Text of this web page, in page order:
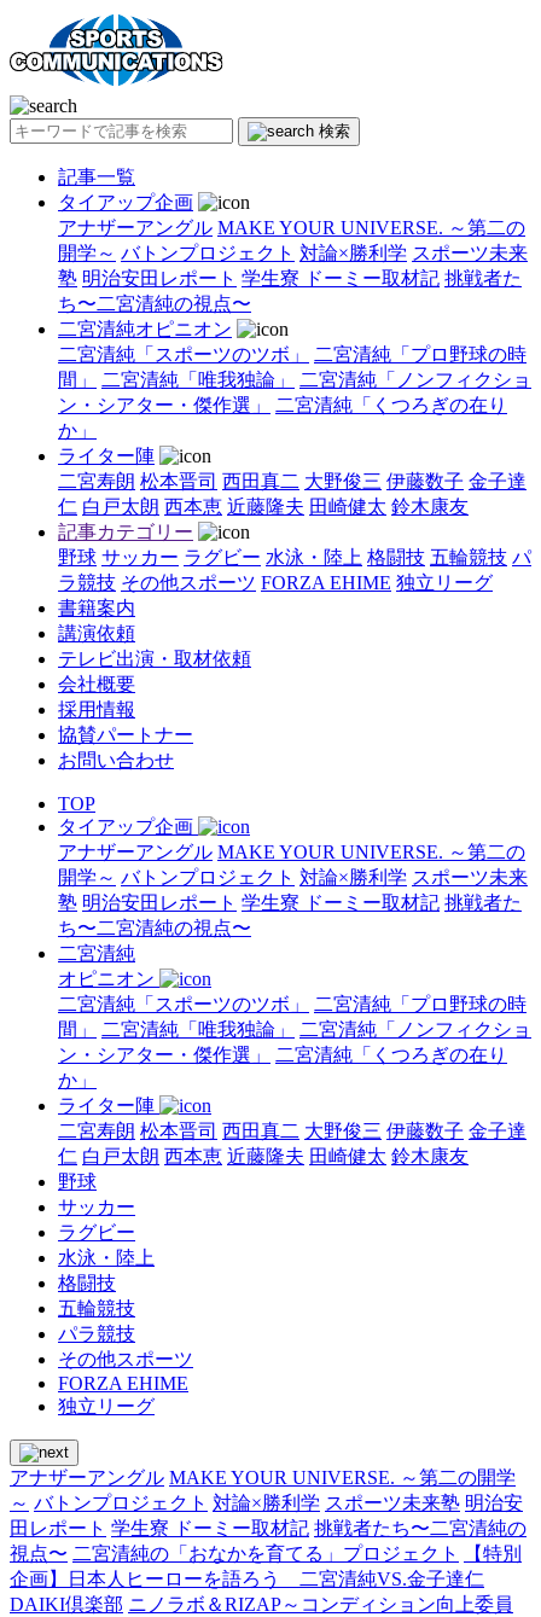
検索
記事一覧
タイアップ企画
アナザーアングル MAKE YOUR UNIVERSE. ～第二の
開学～ バトンプロジェクト 対論×勝利学 スポーツ未来
塾 明治安田レポート 学生寮 ドーミー取材記 挑戦者た
ち〜二宮清純の視点〜
二宮清純オピニオン
二宮清純「スポーツのツボ」
二宮清純「プロ野球の時
間」
二宮清純「唯我独論」
二宮清純「ノンフィクショ
ン・シアター・傑作選」
二宮清純「くつろぎの在り
か」
ライター陣
二宮寿朗 松本晋司 西田真二 大野俊三 伊藤数子 金子達
仁 白戸太朗 西本恵 近藤隆夫 田崎健太 鈴木康友
記事カテゴリー
野球 サッカー ラグビー 水泳・陸上 格闘技 五輪競技 パ
ラ競技 その他スポーツ FORZA EHIME 独立リーグ
書籍案内
講演依頼
テレビ出演・取材依頼
会社概要
採用情報
協賛パートナー
お問い合わせ
TOP
タイアップ企画
アナザーアングル MAKE YOUR UNIVERSE. ～第二の
開学～ バトンプロジェクト 対論×勝利学 スポーツ未来
塾 明治安田レポート 学生寮 ドーミー取材記 挑戦者た
ち〜二宮清純の視点〜
二宮清純
オピニオン
二宮清純「スポーツのツボ」
二宮清純「プロ野球の時
間」
二宮清純「唯我独論」
二宮清純「ノンフィクショ
ン・シアター・傑作選」
二宮清純「くつろぎの在り
か」
ライター陣
二宮寿朗 松本晋司 西田真二 大野俊三 伊藤数子 金子達
仁 白戸太朗 西本恵 近藤隆夫 田崎健太 鈴木康友
野球
サッカー
ラグビー
水泳・陸上
格闘技
五輪競技
パラ競技
その他スポーツ
FORZA EHIME
独立リーグ
アナザーアングル MAKE YOUR UNIVERSE. ～第二の開学
～ バトンプロジェクト 対論×勝利学 スポーツ未来塾 明治安
田レポート 学生寮 ドーミー取材記 挑戦者たち〜二宮清純の
視点〜 二宮清純の「おなかを育てる」プロジェクト
【特別
企画】日本人ヒーローを語ろう 二宮清純VS.金子達仁
DAIKI倶楽部 ニノラボ＆RIZAP～コンディション向上委員